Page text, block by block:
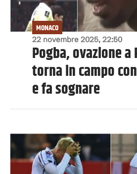
22 novembre 2025, 22:50
MONACO
Pogba, ovazione a
torna in campo
e fa sognare